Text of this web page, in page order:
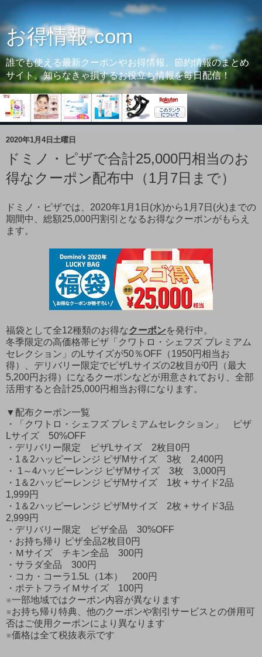
お得情報.com
誰でも使える最新クーポンやお得情報、節約情報のまとめ
サイト。知らなきゃ損するお役立ち情報を毎日配信！
2020年1月4日土曜日
ドミノ・ピザで合計25,000円相当のお
得なクーポン配布中（1月7日まで）
ドミノ・ピザでは、2020年1月1日(水)から1月7日(火)までの
期間中、総額25,000円割引となるお得なクーポンがもらえ
ます。
福袋として全12種類のお得なクーポンを発行中。
冬季限定の高価格帯ピザ「クワトロ・シェフズ プレミアム
セレクション」のLサイズが50％OFF（1950円相当お
得）、デリバリー限定でピザLサイズの2枚目が0円（最大
5,200円お得）になるクーポンなどが用意されており、全部
活用すると合計25,000円相当お得になります。
▼配布クーポン一覧
・「クワトロ・シェフズ プレミアムセレクション」 ピザ
Lサイズ 50%OFF
・デリバリー限定 ピザLサイズ 2枚目0円
・1＆2ハッピーレンジ ピザMサイズ 3枚 2,400円
・ 1～4ハッピーレンジ ピザMサイズ 3枚 3,000円
・1＆2ハッピーレンジ ピザMサイズ 1枚 + サイド2品
1,999円
・1＆2ハッピーレンジ ピザMサイズ 2枚 + サイド3品
2,999円
・デリバリー限定 ピザ全品 30%OFF
・お持ち帰り ピザ全品2枚目0円
・Ｍサイズ チキン全品 300円
・サラダ全品 300円
・コカ・コーラ1.5L（1本） 200円
・ポテトフライＭサイズ 100円
※一部地域ではクーポン内容が異なります
※お持ち帰り特典、他のクーポンや割引サービスとの併用可
否はご使用クーポンにより異なります
※価格は全て税抜表示です